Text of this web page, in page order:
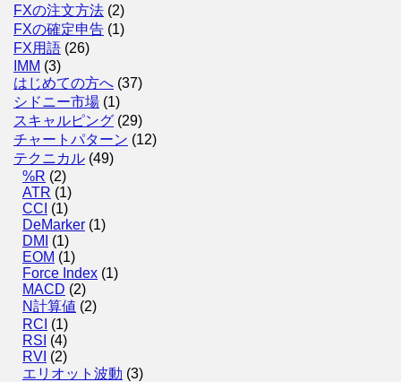
FXの注文方法 (2)
FXの確定申告 (1)
FX用語 (26)
IMM (3)
はじめての方へ (37)
シドニー市場 (1)
スキャルピング (29)
チャートパターン (12)
テクニカル (49)
%R (2)
ATR (1)
CCI (1)
DeMarker (1)
DMI
(1)
EOM (1)
Force Index (1)
MACD (2)
N計算値 (2)
RCI (1)
RSI (4)
RVI (2)
エリオット波動 (3)